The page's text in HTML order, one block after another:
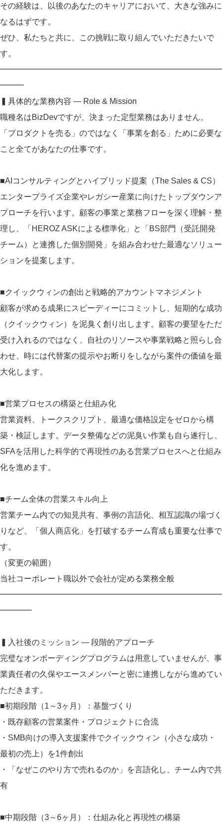
その経験は、以後のあなたのキャリアにおいて、大きな強みに
なるはずです。
ぜひ、私たちと共に、この挑戦に取り組んでいただきたいで
す。
━━━━━━━━━━━━━━━━━━━━━━━━━━━━
━━━
▍具体的な業務内容 ― Role & Mission
職種名はBizDevですが、決まった定型業務はありません。
「プロダクトを売る」のではなく「事業を創る」ために必要な
こと全てがあなたの仕事です。
■AIコンサルティングとハイブリッド提案（The Sales & CS）
エンタープライズ企業やレガシー産業に向けたトップダウンア
プローチを行います。顧客の事業と業務フローを深く理解・整
理し、「HEROZ ASKによる標準化」と「BS部門（受託開発
チーム）と連携した個別開発」を組み合わせた最適なソリュー
ションを提案します。
■クイックウィンの創出と戦略的アカウントマネジメント
顧客が求める成果にスピーディーにコミットし、短期的な成功
（クイックウィン）を泥臭く創り出します。顧客の要望をただ
受け入れるのではなく、自社のリソースや事業戦略と照らし合
わせ、時には代替案の提示やお断りをしながら案件の価値を最
大化します。
■営業プロセスの構築と仕組み化
営業資料、トークスクリプト、最適な価格設定をゼロから構
築・検証します。データ整備などの泥臭い作業も自ら遂行し、
SFAを活用した科学的で再現性のある営業プロセスへと仕組み
化を進めます。
■チーム全体の営業スキル向上
営業チーム内での知見共有、事例の言語化、相互認識の場づく
りなど、「個人商店化」を打破するチーム育成も重要な仕事で
す。
（変更の範囲）
当社コーポレート職以外で会社が定める業務全般
━━━━━━━━━━━━━━━━━━━━━━━━━━━━
━━━━
▍入社後のミッション ― 段階的アプローチ
完璧なオンボーディングプログラムは用意していませんが、事
業責任者の久保やエースメンバーと密に連携しながら進めてい
ただきます。
■初期段階（1～3ヶ月）：基盤づくり
・既存顧客の営業案件・プロジェクトに合流
・SMB向けの導入支援案件でクイックウィン（小さな成功・
最初の売上）を1件創出
・「なぜこのやり方で売れるのか」を言語化し、チーム内で共
有
■中期段階（3～6ヶ月）：仕組み化と再現性の構築